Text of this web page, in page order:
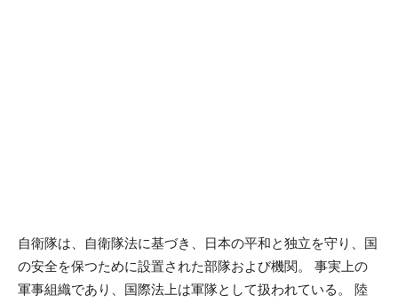
自衛隊は、自衛隊法に基づき、日本の平和と独立を守り、国
の安全を保つために設置された部隊および機関。 事実上の
軍事組織であり、国際法上は軍隊として扱われている。 陸